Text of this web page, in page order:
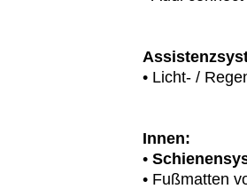
• Licht- /
Innen:
•
• Fußmatten